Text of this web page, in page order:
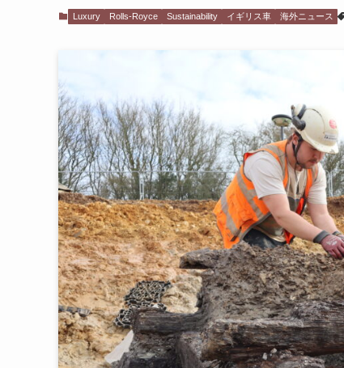
Luxury Rolls-Royce Sustainability イギリス車 海外ニュース